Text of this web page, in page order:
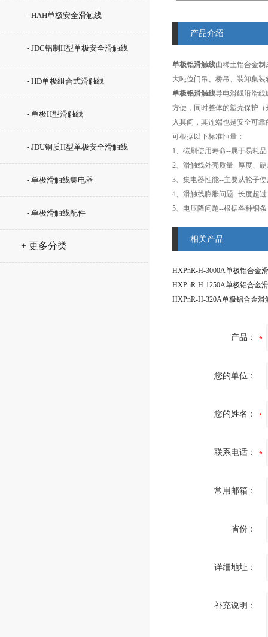
- HAH单极安全滑触线
- JDC铝制H型单极安全滑触线
- HD单极组合式滑触线
- 单极H型滑触线
- JDU铜质H型单极安全滑触线
- 单极滑触线集电器
- 单极滑触线配件
+ 更多分类
产品介绍
单极铝滑触线由稀土铝合金
大吨位门吊、桥吊、装卸集
单极铝滑触线导电滑线沿滑线
方便，同时整体的塑壳保护
入其间，其连端也是安全可靠
可根据以下标准恒量：
1、碳刷使用寿命--属于易耗
2、滑触线外壳质量--厚度、
3、集电器性能--主要从轮子
4、滑触线膨胀问题--长度超
5、电压降问题--根据各种铜
相关产品
HXPnR-H-3000A单极铝合金
HXPnR-H-1250A单极铝合金
HXPnR-H-320A单极铝合金滑
产品：
您的单位：
您的姓名：
联系电话：
常用邮箱：
省份：
详细地址：
补充说明：